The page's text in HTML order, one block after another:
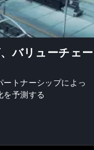
バリューチェー
トナーシップによっ
を予測する